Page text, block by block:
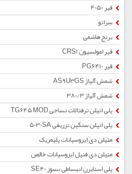
قیر 4050
سراتو
برنج هاشمی
قیر امولسیون CRS1
قیر PG6410
شمش آلیاژ AS9U3GS
شمش آلیاژ 380/3
پلی اتیلن ترفتالات نساجی TG645 MOD
پلی اتیلن سنگین تزریقی 5030SA
متیلن دی ایزوسیانات پلیمریک
متیلن دی فنیل ایزوسیانات خالص
پلی استایرن انبساطی نسوز SE40